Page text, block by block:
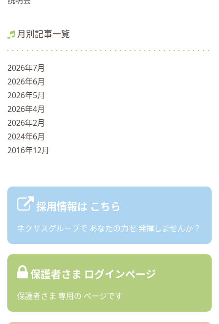
月別記事一覧
2026年7月
2026年6月
2026年5月
2026年4月
2026年2月
2024年6月
2016年12月
採用情報は こちら
ネクサスグループで あなたの力を 発揮しませんか？
保護者さま ログインページ
保護者さま 専用の ページです